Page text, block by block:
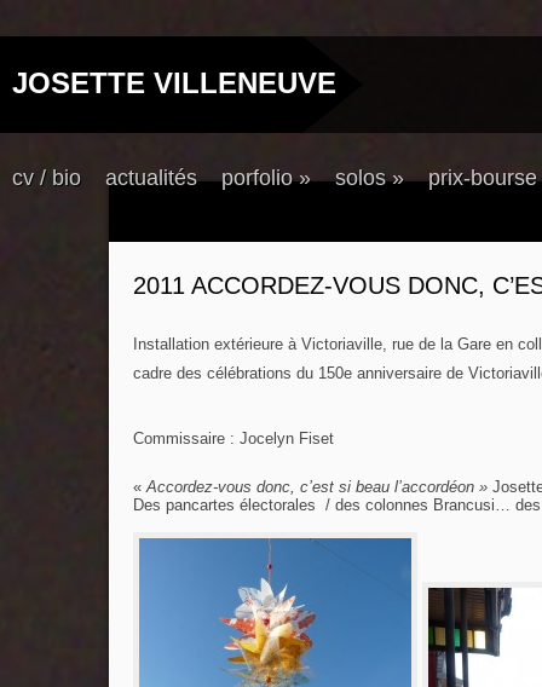
JOSETTE VILLENEUVE
cv / bio actualités porfolio» solos» prix-bourse
2011 ACCORDEZ-VOUS DONC,
Installation extérieure à Victoriaville, rue de la Gare en
cadre des célébrations du 150e anniversaire de
Commissaire : Jocelyn Fiset
«Accordez-vous donc, c’est si beau l’accordéon »
Des pancartes électorales / des colonnes Brancusi…